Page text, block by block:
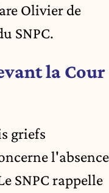
Olivier de
SNPC.
la Cour
griefs
l'absence
SNPC rappelle